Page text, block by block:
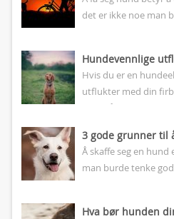
det er ikke noe man
Hundevennlige
Hvis du er en
utflukter med din
det er å ha praktiske
3 gode grunner til
Å skaffe seg en
man burde tenke
Hva bør hunden